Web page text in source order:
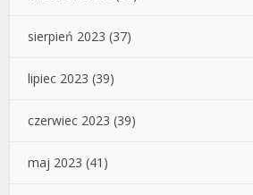
sierpień 2023 (37)
lipiec 2023 (39)
czerwiec 2023 (39)
maj 2023 (41)